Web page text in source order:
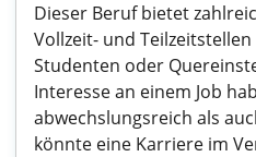
Dieser Beruf bietet
Vollzeit- und
Studenten oder
Interesse an einem Job
abwechslungsreich als
könnte eine Karriere im